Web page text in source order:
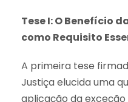
Tese I: O Benefício
como Requisito
A primeira tese
Justiça elucida uma
aplicação da